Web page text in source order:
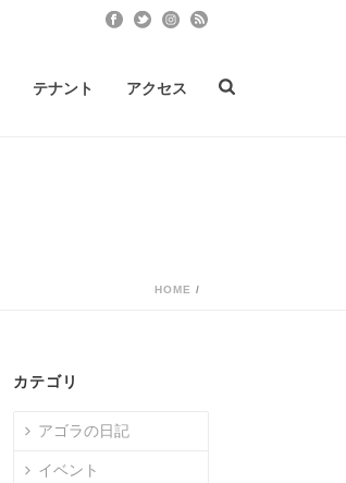
テナント アクセス
HOME /
カテゴリ
アゴラの日記
イベント